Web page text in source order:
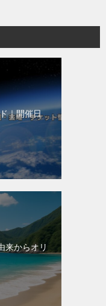
｜開催日
来からオリ